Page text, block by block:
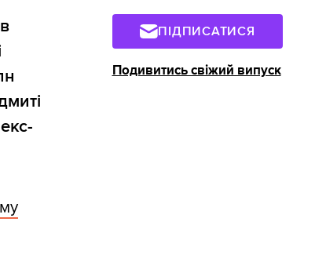
ПІДПИСАТИСЯ
Подивитись свіжий випуск